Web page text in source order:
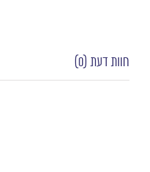
חוות דעת (0)